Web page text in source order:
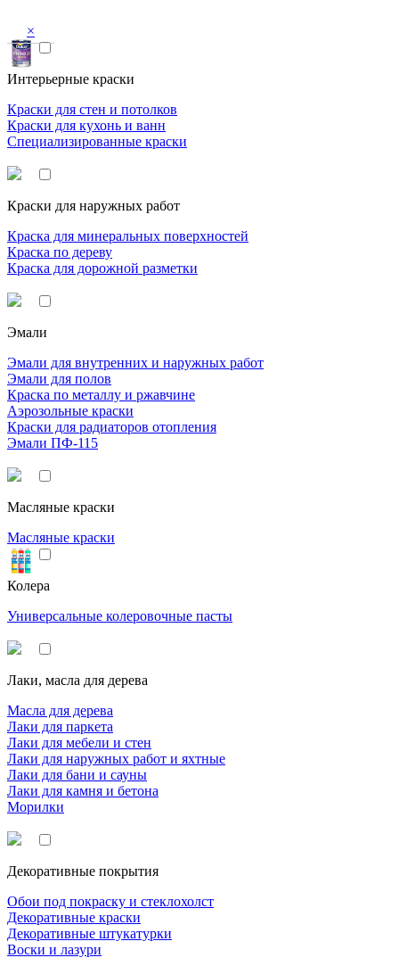
×
Интерьерные краски
Краски для стен и потолков
Краски для кухонь и ванн
Специализированные краски
Краски для наружных работ
Краска для минеральных поверхностей
Краска по дереву
Краска для дорожной разметки
Эмали
Эмали для внутренних и наружных работ
Эмали для полов
Краска по металлу и ржавчине
Аэрозольные краски
Краски для радиаторов отопления
Эмали ПФ-115
Масляные краски
Масляные краски
Колера
Универсальные колеровочные пасты
Лаки, масла для дерева
Масла для дерева
Лаки для паркета
Лаки для мебели и стен
Лаки для наружных работ и яхтные
Лаки для бани и сауны
Лаки для камня и бетона
Морилки
Декоративные покрытия
Обои под покраску и стеклохолст
Декоративные краски
Декоративные штукатурки
Воски и лазури